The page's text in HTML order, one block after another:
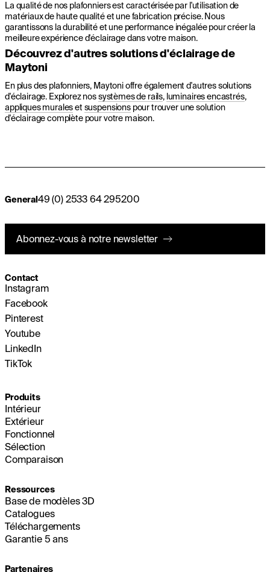
La qualité de nos plafonniers est caractérisée par l'utilisation de
matériaux de haute qualité et une fabrication précise. Nous
garantissons la durabilité et une performance inégalée pour créer la
meilleure expérience d'éclairage dans votre maison.
Découvrez d'autres solutions d'éclairage de
Maytoni
En plus des plafonniers, Maytoni offre également d'autres solutions
d'éclairage. Explorez nossystèmes de rails, luminaires encastrés,
appliques muraleset suspensionspour trouver une solution
d'éclairage complète pour votre maison.
General 49 (0) 2533 64 295200
Abonnez-vous à notre newsletter
Contact
Instagram
Facebook
Pinterest
Youtube
LinkedIn
TikTok
Produits
Intérieur
Extérieur
Fonctionnel
Sélection
Comparaison
Ressources
Base de modèles 3D
Catalogues
Téléchargements
Garantie 5 ans
Partenaires